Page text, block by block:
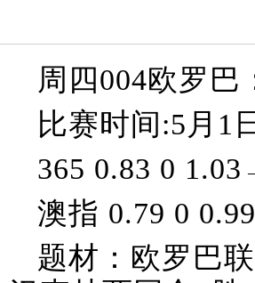
周四004欧罗
比赛时间:5月1
365 0.83 0
澳指 0.79 0
题材：欧罗巴